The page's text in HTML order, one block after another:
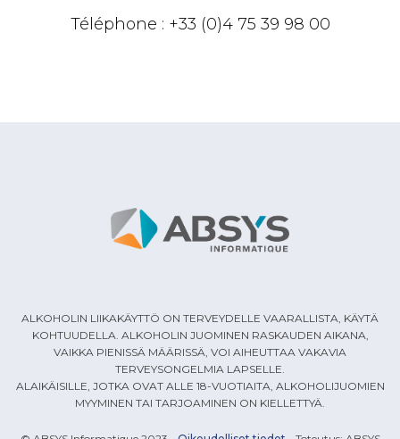
Téléphone : +33 (0)4 75 39 98 00
ALKOHOLIN LIIKAKÄYTTÖ ON TERVEYDELLE VAARALLISTA, KÄYTÄ
KOHTUUDELLA. ALKOHOLIN JUOMINEN RASKAUDEN AIKANA,
VAIKKA PIENISSÄ MÄÄRISSÄ, VOI AIHEUTTAA VAKAVIA
TERVEYSONGELMIA LAPSELLE.
ALAIKÄISILLE, JOTKA OVAT ALLE 18-VUOTIAITA, ALKOHOLIJUOMIEN
MYYMINEN TAI TARJOAMINEN ON KIELLETTYÄ.